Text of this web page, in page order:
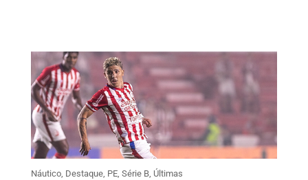
Náutico, Destaque, PE, Série B, Últimas